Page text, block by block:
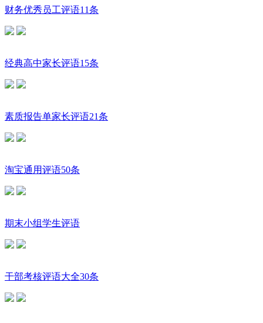
财务优秀员工评语11条
经典高中家长评语15条
素质报告单家长评语21条
淘宝通用评语50条
期末小组学生评语
干部考核评语大全30条